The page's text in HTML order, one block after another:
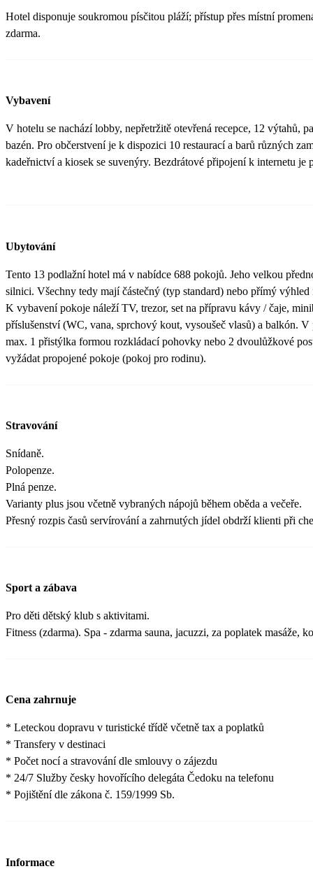
Hotel disponuje soukromou písčitou pláží; přístup přes místní
zdarma.
Vybavení
V hotelu se nachází lobby, nepřetržitě otevřená recepce, 12 výtahů,
bazén. Pro občerstvení je k dispozici 10 restaurací a barů různých
kadeřnictví a kiosek se suvenýry. Bezdrátové připojení k internetu je
Ubytování
Tento 13 podlažní hotel má v nabídce 688 pokojů. Jeho velkou
silnici. Všechny tedy mají částečný (typ standard) nebo přímý výhled
K vybavení pokoje náleží TV, trezor, set na přípravu kávy / čaje,
příslušenství (WC, vana, sprchový kout, vysoušeč vlasů) a balkón.
max. 1 přistýlka formou rozkládací pohovky nebo 2 dvoulůžkové
vyžádat propojené pokoje (pokoj pro rodinu).
Stravování
Snídaně.
Polopenze.
Plná penze.
Varianty plus jsou včetně vybraných nápojů během oběda a večeře.
Přesný rozpis časů servírování a zahrnutých jídel obdrží klienti při
Sport a zábava
Pro děti dětský klub s aktivitami.
Fitness (zdarma). Spa - zdarma sauna, jacuzzi, za poplatek masáže,
Cena zahrnuje
* Leteckou dopravu v turistické třídě včetně tax a poplatků
* Transfery v destinaci
* Počet nocí a stravování dle smlouvy o zájezdu
* 24/7 Služby česky hovořícího delegáta Čedoku na telefonu
* Pojištění dle zákona č. 159/1999 Sb.
Informace